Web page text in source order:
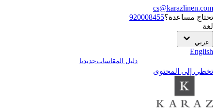
cs@karazlinen.com
تحتاج مساعدة؟920008455
لغة
عربي
English
دليل المقاساتجديدنا
تخطي إلى المحتوى